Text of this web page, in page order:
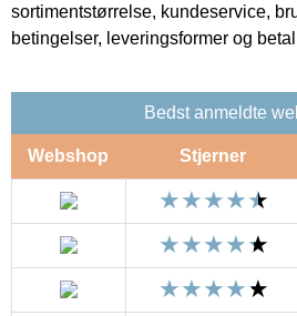
sortimentstørrelse, kundeservice,
betingelser, leveringsformer og
Bedst anmeldte
Webshop Stjerner